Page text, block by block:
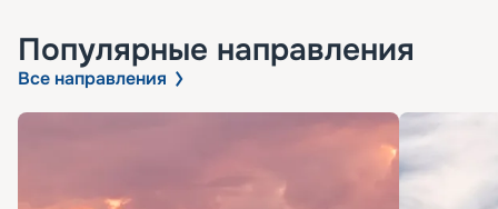
Популярные направления
Все направления